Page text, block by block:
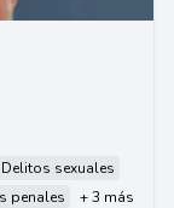
Delitos sexuales
penales + 3 más